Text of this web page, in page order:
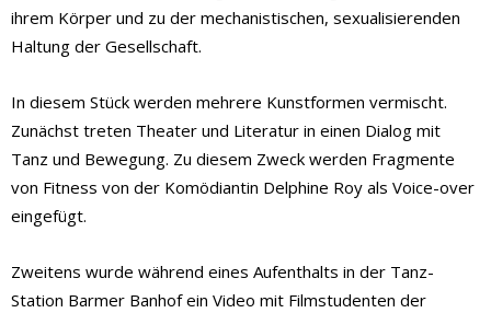
ihrem Körper und zu der mechanistischen, sexualisierenden
Haltung der Gesellschaft.
In diesem Stück werden mehrere Kunstformen vermischt.
Zunächst treten Theater und Literatur in einen Dialog mit
Tanz und Bewegung. Zu diesem Zweck werden Fragmente
von Fitness von der Komödiantin Delphine Roy als Voice-over
eingefügt.
Zweitens wurde während eines Aufenthalts in der Tanz-
Station Barmer Banhof ein Video mit Filmstudenten der